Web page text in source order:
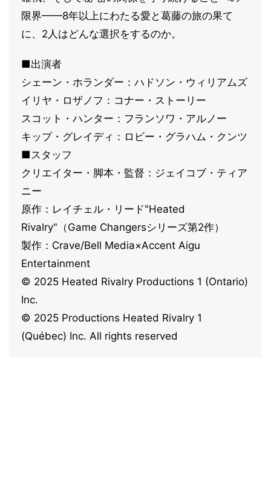
限界——8年以上にわたる愛と葛藤の旅の果て
に、2人はどんな選択をするのか。
■出演者
シェーン・ホランダー：ハドソン・ウィリアムズ
イリヤ・ロザノフ：コナー・ストーリー
スコット・ハンター：フランソワ・アルノー
キップ・グレイディ：ロビー・グラハム・クンツ
■スタッフ
クリエイター・脚本・監督：ジェイコブ・ティア
ニー
原作：レイチェル・リード"Heated
Rivalry"（Game Changersシリーズ第2作）
製作：Crave/Bell Media×Accent Aigu
Entertainment
© 2025 Heated Rivalry Productions 1 (Ontario)
Inc.
© 2025 Productions Heated Rivalry 1
(Québec) Inc. All rights reserved